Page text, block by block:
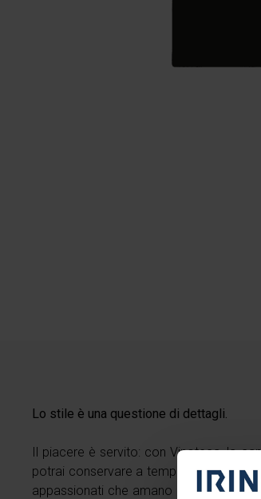
Lo stile è una questione di dettagli.
Il piacere è servito: con Vinoteca, la
potrai conservare a temperatura
appassionati che amano gestire con